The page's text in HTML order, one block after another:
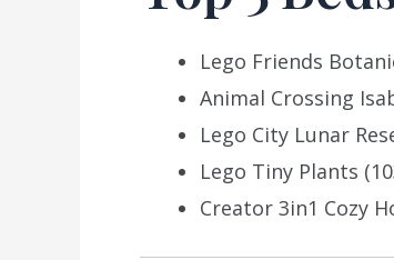
Lego Friends
Animal Crossing
Lego City Lunar
Lego Tiny Plants
Creator 3in1 Cozy